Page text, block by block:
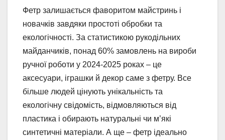
Фетр залишається фаворитом майстринь і
новачків завдяки простоті обробки та
екологічності. За статистикою рукодільних
майданчиків, понад 60% замовлень на вироби
ручної роботи у 2024-2025 роках – це
аксесуари, іграшки й декор саме з фетру. Все
більше людей цінують унікальність та
екологічну свідомість, відмовляються від
пластика і обирають натуральні чи м’які
синтетичні матеріали. А ще – фетр ідеально